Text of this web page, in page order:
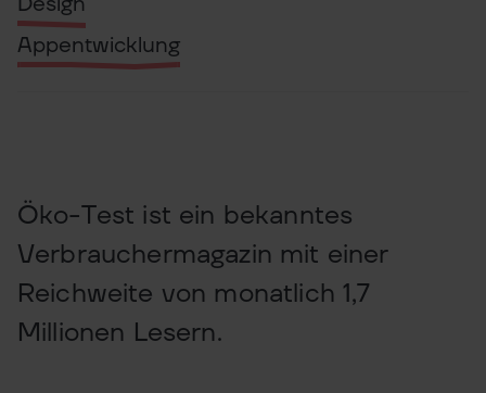
Appentwicklung
Öko-Test ist ein bekanntes
Verbrauchermagazin mit einer
Reichweite von monatlich 1,7
Millionen Lesern.